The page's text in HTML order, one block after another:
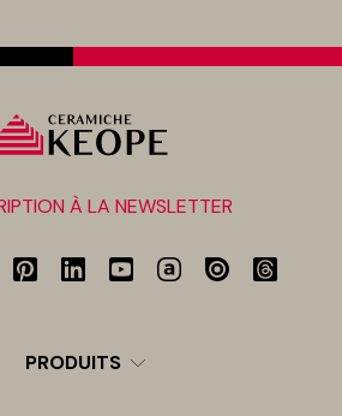
À LA NEWSLETTER
PRODUITS